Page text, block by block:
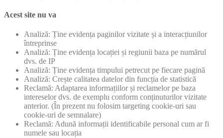
Acest site nu va
Analiză: Ține evidența paginilor vizitate și a interacțiunilor
întreprinse
Analiză: Ține evidența locației și regiunii baza pe numărul
dvs. de IP
Analiză: Ține evidența timpului petrecut pe fiecare pagină
Analiză: Crește calitatea datelor din funcția de statistică
Reclamă: Adaptarea informațiilor și reclamelor pe baza
intereselor dvs. de exemplu conform conținuturilor vizitate
anterior. (În prezent nu folosim targeting cookie-uri sau
cookie-uri de semnalare)
Reclamă: Adună informații identificabile personal cum ar fi
numele sau locația